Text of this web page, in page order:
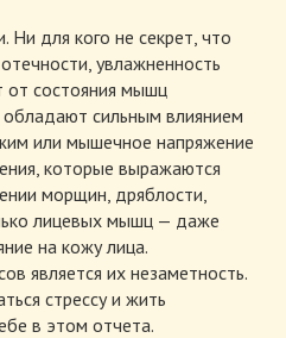
для кого не секрет, что
увлажненность
от состояния мышц
обладают сильным влиянием
или мышечное напряжение
которые выражаются
морщин, дряблости,
лицевых мышц — даже
на кожу лица.
является их незаметность.
стрессу и жить
в этом отчета.